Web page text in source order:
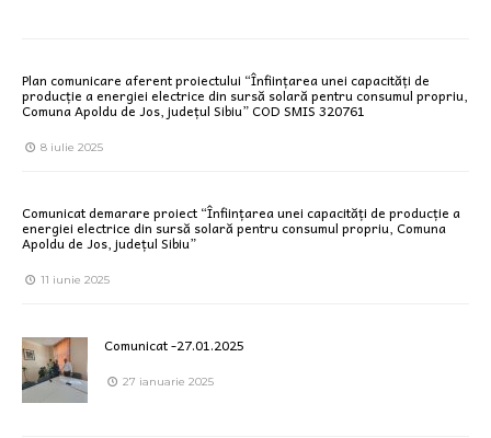
Plan comunicare aferent proiectului “Înființarea unei capacități de
producție a energiei electrice din sursă solară pentru consumul propriu,
Comuna Apoldu de Jos, județul Sibiu” COD SMIS 320761
8 iulie 2025
Comunicat demarare proiect “Înființarea unei capacități de producție a
energiei electrice din sursă solară pentru consumul propriu, Comuna
Apoldu de Jos, județul Sibiu”
11 iunie 2025
Comunicat -27.01.2025
27 ianuarie 2025